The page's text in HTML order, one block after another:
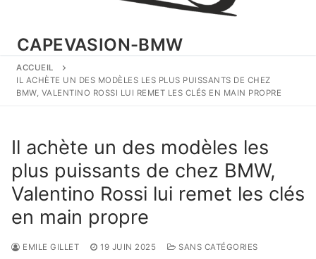
CAPEVASION-BMW
ACCUEIL
IL ACHÈTE UN DES MODÈLES LES PLUS PUISSANTS DE CHEZ
BMW, VALENTINO ROSSI LUI REMET LES CLÉS EN MAIN PROPRE
Il achète un des modèles les
plus puissants de chez BMW,
Valentino Rossi lui remet les clés
en main propre
EMILE GILLET 19 JUIN 2025 SANS CATÉGORIES